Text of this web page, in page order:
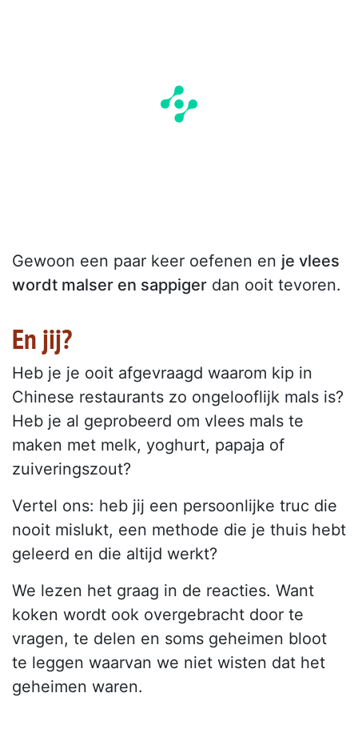
Gewoon een paar keer oefenen en je vlees
wordt malser en sappiger dan ooit tevoren.
En jij?
Heb je je ooit afgevraagd waarom kip in
Chinese restaurants zo ongelooflijk mals is?
Heb je al geprobeerd om vlees mals te
maken met melk, yoghurt, papaja of
zuiveringszout?
Vertel ons: heb jij een persoonlijke truc die
nooit mislukt, een methode die je thuis hebt
geleerd en die altijd werkt?
We lezen het graag in de reacties. Want
koken wordt ook overgebracht door te
vragen, te delen en soms geheimen bloot
te leggen waarvan we niet wisten dat het
geheimen waren.